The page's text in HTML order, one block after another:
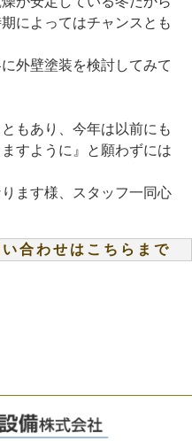
によってはチャンスとも
外壁塗装を検討してみて
もあり、今年は以前にも
すように』と願わずには
ます様、スタッフ一同心
合わせはこちらまで